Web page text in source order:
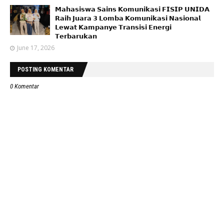
𝗠𝗮𝗵𝗮𝘀𝗶𝘀𝘄𝗮 𝗦𝗮𝗶𝗻𝘀 𝗞𝗼𝗺𝘂𝗻𝗶𝗸𝗮𝘀𝗶 𝗙𝗜𝗦𝗜𝗣 𝗨𝗡𝗜𝗗𝗔
𝗥𝗮𝗶𝗵 𝗝𝘂𝗮𝗿𝗮 𝟯 𝗟𝗼𝗺𝗯𝗮 𝗞𝗼𝗺𝘂𝗻𝗶𝗸𝗮𝘀𝗶 𝗡𝗮𝘀𝗶𝗼𝗻𝗮𝗹
𝗟𝗲𝘄𝗮𝘁 𝗞𝗮𝗺𝗽𝗮𝗻𝘆𝗲 𝗧𝗿𝗮𝗻𝘀𝗶𝘀𝗶 𝗘𝗻𝗲𝗿𝗴𝗶
𝗧𝗲𝗿𝗯𝗮𝗿𝘂𝗸𝗮𝗻
June 17, 2026
POSTING KOMENTAR
0 Komentar